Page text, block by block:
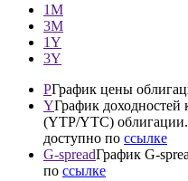
1М
3М
1Y
3Y
PГрафик цены
YГрафик
(YTP/YTC)
доступно по ссылке
G-spreadГрафик G-
по ссылке